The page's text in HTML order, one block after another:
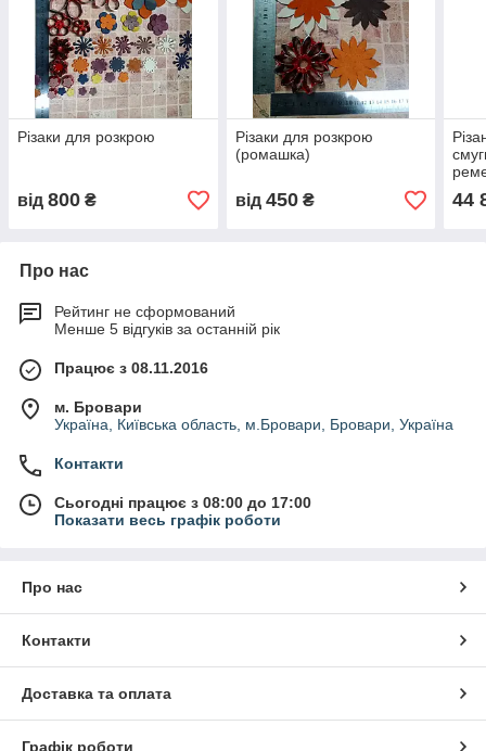
Різаки для розкрою
від 800 ₴
Різаки для розкрою
(ромашка)
від 450₴ 44
Про нас
Рейтинг не сформований
Менше 5 відгуків за останній рік
Працює з 08.11.2016
м. Бровари
Україна, Київська область, м.Бровари, Бровари, Україна
Контакти
Сьогодні працює з 08:00 до 17:00
Показати весь графік роботи
Про нас
Контакти
Доставка та оплата
Графік роботи